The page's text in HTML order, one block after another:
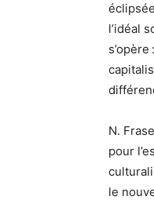
l’idéal
N.
pour
le